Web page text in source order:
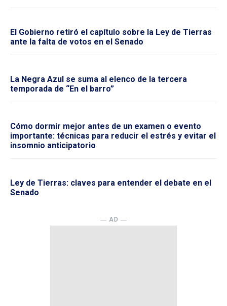
El Gobierno retiró el capítulo sobre la Ley de Tierras
ante la falta de votos en el Senado
La Negra Azul se suma al elenco de la tercera
temporada de “En el barro”
Cómo dormir mejor antes de un examen o evento
importante: técnicas para reducir el estrés y evitar el
insomnio anticipatorio
Ley de Tierras: claves para entender el debate en el
Senado
― AD ―